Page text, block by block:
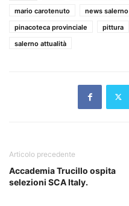
mario carotenuto
news salerno
pinacoteca provinciale
pittura
salerno attualità
Articolo precedente
Accademia Trucillo ospita
selezioni SCA Italy.